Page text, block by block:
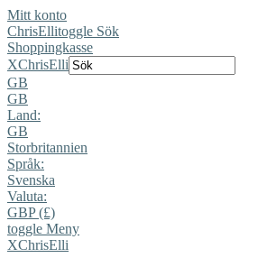
Mitt konto
ChrisEllitoggle Sök
Shoppingkasse
XChrisElli
GB
GB
Land:
GB
Storbritannien
Språk:
Svenska
Valuta:
GBP (£)
toggle Meny
XChrisElli